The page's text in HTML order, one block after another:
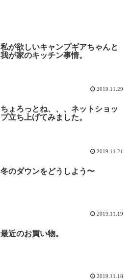
私が欲しいキャンプギアちゃんと
我が家のキッチン事情。
2019.11.29
ちょろっとね、、、ネットショッ
プ立ち上げてみました。
2019.11.21
冬のダウンをどうしよう〜
2019.11.19
最近のお買い物。
2019.11.18